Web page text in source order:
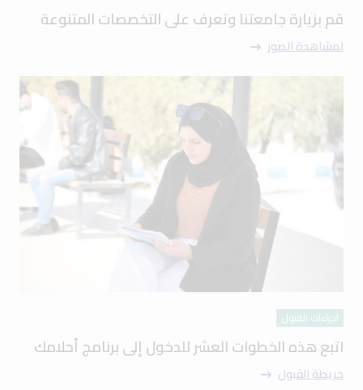
قم بزيارة جامعتنا وتعرف على التخصصات المتنوعة
لمشاهدة الصور
اجراءات القبول
اتبع هذه الخطوات العشر للدخول إلى برنامج أحلامك
خريطة القبول